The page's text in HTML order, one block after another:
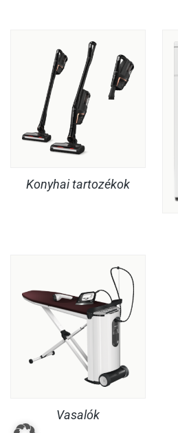
Konyhai tartozékok
Vasalók